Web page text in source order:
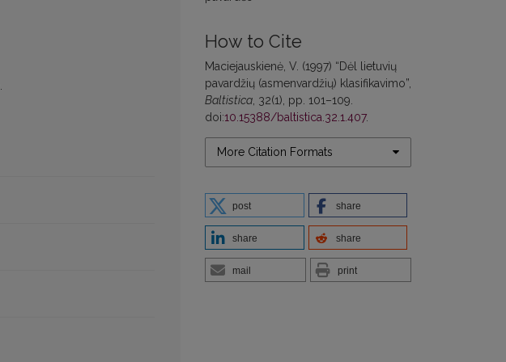
How to Cite
Maciejauskienė, V. (1997) “Dėl lietuvių
pavardžių (asmenvardžių) klasifikavimo”,
Baltistica , 32(1), pp. 101–109.
doi:10.15388/baltistica.32.1.407.
More Citation Formats
post share
share share
mail print